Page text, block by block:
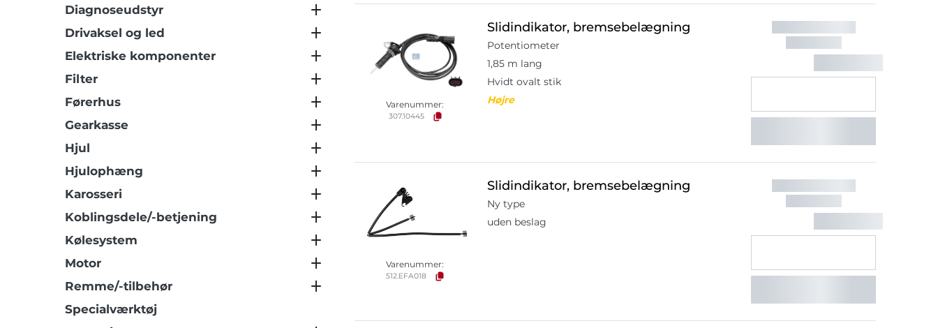
Diagnoseudstyr
Drivaksel og led
Elektriske komponenter
Filter
Førerhus
Gearkasse
Hjul
Hjulophæng
Karosseri
Koblingsdele/-betjening
Kølesystem
Motor
Remme/-tilbehør
Specialværktøj
Varenummer:
307.10445
Slidindikator, bremsebelægning
Potentiometer
1,85 m lang
Hvidt ovalt stik
Højre
Varenummer:
512.EFA018
Slidindikator, bremsebelægning
Ny type
uden beslag